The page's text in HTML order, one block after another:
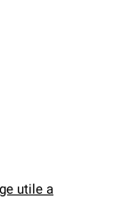
utile a